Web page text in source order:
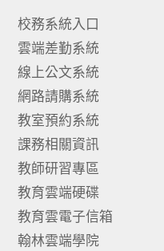
校務系統入口
雲端差勤系統
線上公文系統
網路請購系統
教室預約系統
課務相關資訊
教師研習專區
教育雲端硬碟
教育雲電子信箱
翰林雲端學院